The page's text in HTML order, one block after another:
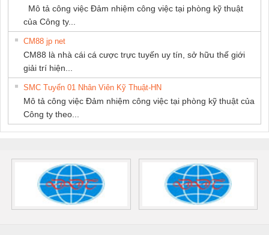
Mô tả công việc Đảm nhiệm công việc tại phòng kỹ thuật
của Công ty...
CM88 jp net
CM88 là nhà cái cá cược trực tuyến uy tín, sở hữu thế giới
giải trí hiện...
SMC Tuyển 01 Nhân Viên Kỹ Thuật-HN
Mô tả công việc Đảm nhiệm công việc tại phòng kỹ thuật của
Công ty theo...